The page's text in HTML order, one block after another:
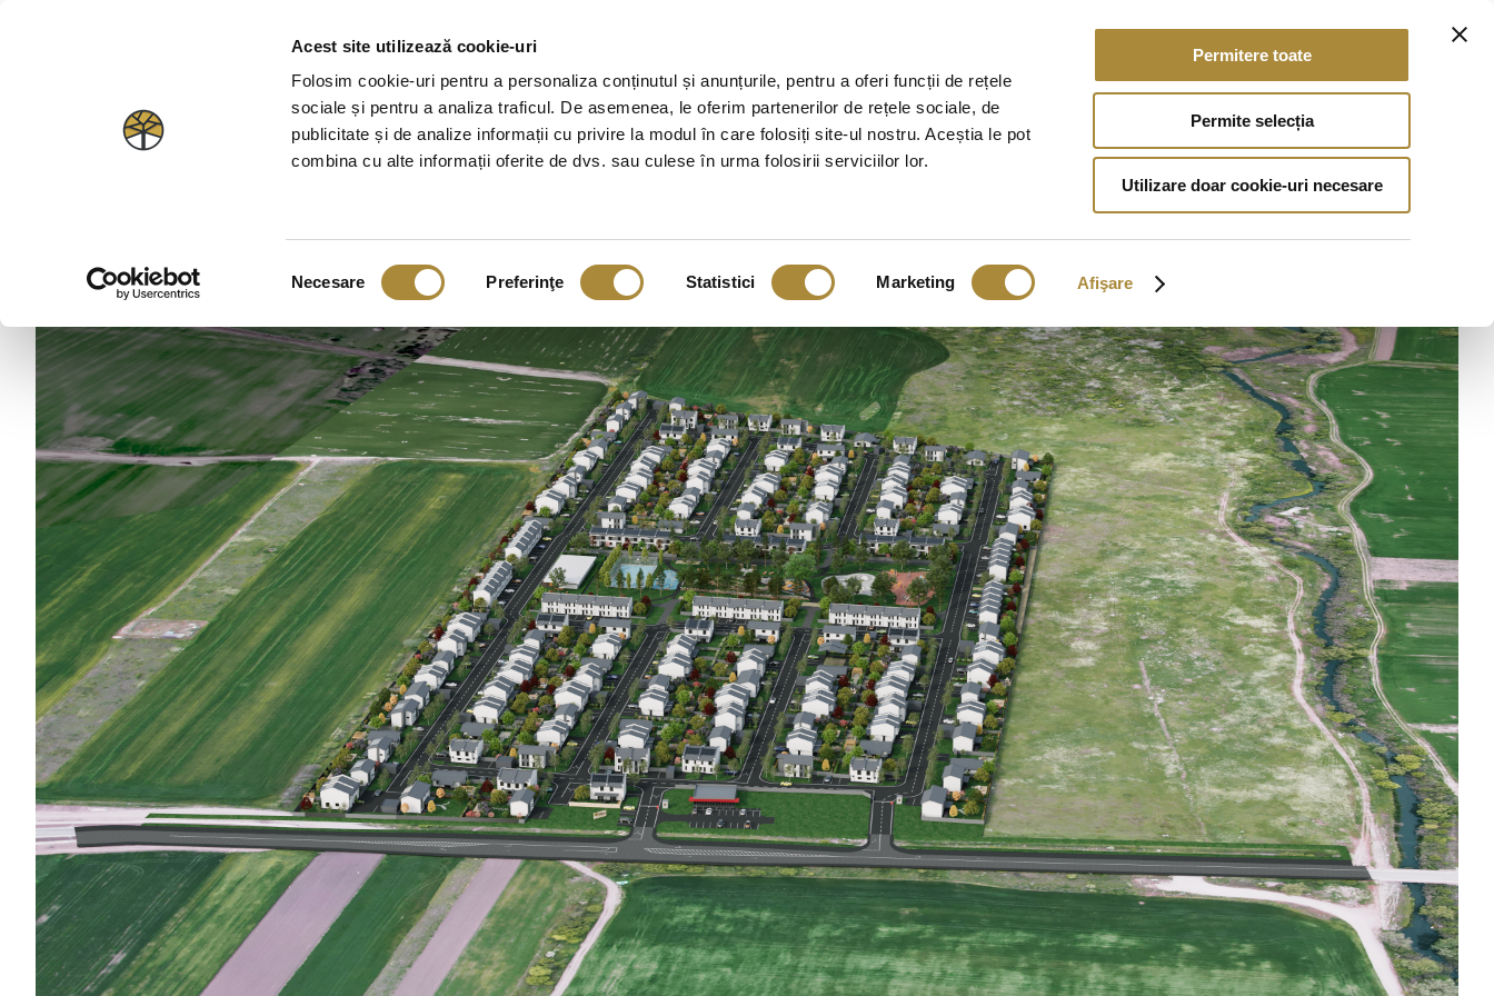
Acest site utilizează cookie-uri
Folosim cookie-uri pentru a personaliza conținutul și anunțurile, pentru a oferi funcții de rețele
sociale și pentru a analiza traficul. De asemenea, le oferim partenerilor de rețele sociale, de
publicitate și de analize informații cu privire la modul în care folosiți site-ul nostru. Aceștia le pot
combina cu alte informații oferite de dvs. sau culese în urma folosirii serviciilor lor.
consimțământului
Necesare Preferinţe Statistici Marketing Afişare
Permitere toate
Permite selecția
Utilizare doar cookie-uri necesare